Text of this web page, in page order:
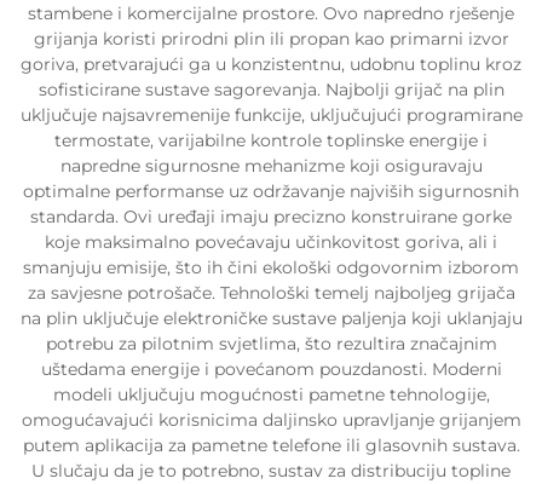
stambene i komercijalne prostore. Ovo napredno rješenje
grijanja koristi prirodni plin ili propan kao primarni izvor
goriva, pretvarajući ga u konzistentnu, udobnu toplinu kroz
sofisticirane sustave sagorevanja. Najbolji grijač na plin
uključuje najsavremenije funkcije, uključujući programirane
termostate, varijabilne kontrole toplinske energije i
napredne sigurnosne mehanizme koji osiguravaju
optimalne performanse uz održavanje najviših sigurnosnih
standarda. Ovi uređaji imaju precizno konstruirane gorke
koje maksimalno povećavaju učinkovitost goriva, ali i
smanjuju emisije, što ih čini ekološki odgovornim izborom
za savjesne potrošače. Tehnološki temelj najboljeg grijača
na plin uključuje elektroničke sustave paljenja koji uklanjaju
potrebu za pilotnim svjetlima, što rezultira značajnim
uštedama energije i povećanom pouzdanosti. Moderni
modeli uključuju mogućnosti pametne tehnologije,
omogućavajući korisnicima daljinsko upravljanje grijanjem
putem aplikacija za pametne telefone ili glasovnih sustava.
U slučaju da je to potrebno, sustav za distribuciju topline